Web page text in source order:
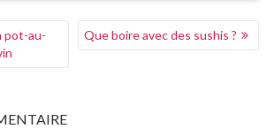
pot-au-
Que boire avec des sushis ?